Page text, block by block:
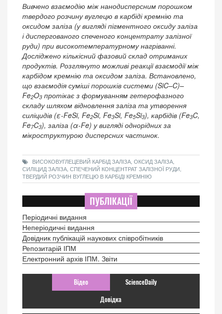
Вивчено взаємодію між нанодисперсним порошком
твердого розчину вуглецю в карбіді кремнію та
оксидом заліза (у вигляді пігментного оксиду заліза
і диспергованого спеченого концентрату залізної
руди) при високотемпературному нагріванні.
Досліджено кількісний фазовий склад отриманих
продуктів. Розглянуто можливі реакції взаємодії між
карбідом кремнію та оксидом заліза. Встановлено,
що взаємодія суміші порошків системи (SiC–C)–
Fe2O3 протікає з формуванням гетерофазного
складу шляхом відновлення заліза та утворення
силіцидів (ε-FeSi, Fe2Si, Fe3Si, Fe5Si3), карбідів (Fe3C,
Fe7C3), заліза (α-Fe) у вигляді однорідних за
мікроструктурою дисперсних частинок.
ВИСОКОВУГЛЕЦЕВИЙ КАРБІД ЗАЛІЗА, ОКСИД ЗАЛІЗА,
СИЛІЦИД ЗАЛІЗА, СПЕЧЕНИЙ КОНЦЕНТРАТ ЗАЛІЗНОЇ РУДИ,
ТВЕРДИЙ РОЗЧИН ВУГЛЕЦЮ В КАРБІДІ КРЕМНІЮ
ПУБЛІКАЦІЇ
Періодичні видання
Неперіодичні видання
Довідник публікацій наукових співробітників
Репозитарій ІПМ
Електронний архів ІПМ. Звіти
Відео ScienceDaily
Довідка